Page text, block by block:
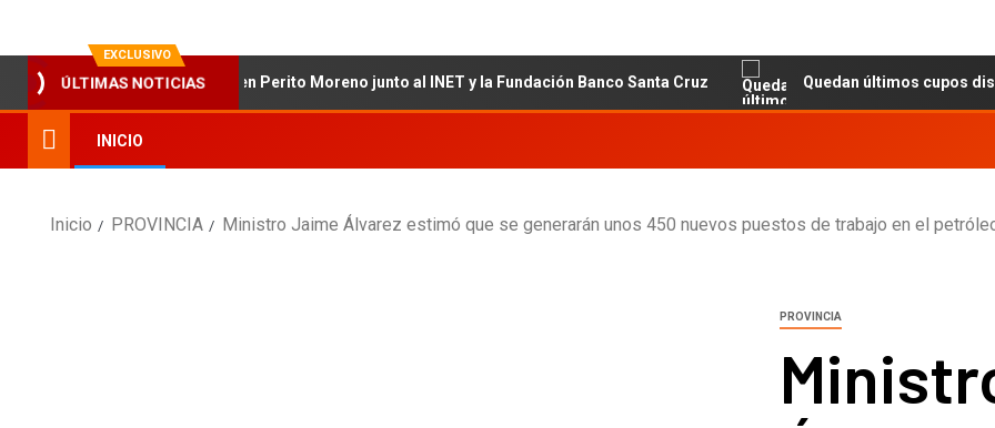
EXCLUSIVO
ÚLTIMAS NOTICIAS
el relevamiento técnico en Perito Moreno junto al INET y la Fundación Banco Santa Cruz Quedan últimos cupos
INICIO
Inicio PROVINCIA Ministro Jaime Álvarez estimó que se generarán unos 450 nuevos puestos de trabajo en el
PROVINCIA